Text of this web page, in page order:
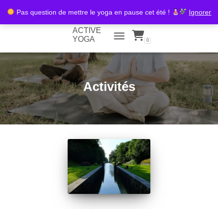
Pas question de mettre le yoga en pause cet été ! Ignorer
ACTIVE
YOGA
TOGGLE NAVIGATION
0
Activités